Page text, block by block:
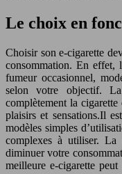
Le choix en
Choisir son e-cigarette
consommation. En effet,
fumeur occasionnel,
selon votre objectif. La
complètement la
plaisirs et sensations.Il
modèles simples
complexes à utiliser. La
diminuer votre
meilleure e-cigarette